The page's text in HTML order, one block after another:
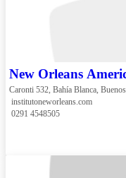
New Orleans
Caronti 532, Bahía Blanca,
institutoneworleans.com
0291 4548505